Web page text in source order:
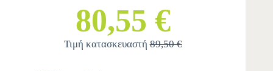
80,55 €
Τιμή κατασκευαστή89,50 €